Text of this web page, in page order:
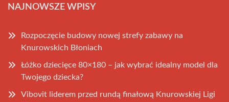
NAJNOWSZE WPISY
Rozpoczęcie budowy nowej strefy zabawy na
Knurowskich Błoniach
Łóżko dziecięce 80×180 – jak wybrać idealny model dla
Twojego dziecka?
Vibovit liderem przed rundą finałową Knurowskiej Ligi